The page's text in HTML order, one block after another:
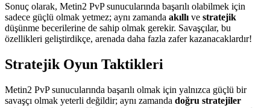
Sonuç olarak, Metin2 PvP sunucularında başarılı olabilmek için
sadece güçlü olmak yetmez; aynı zamanda akıllı ve stratejik
düşünme becerilerine de sahip olmak gerekir. Savaşçılar, bu
özellikleri geliştirdikçe, arenada daha fazla zafer kazanacaklardır!
Stratejik Oyun Taktikleri
Metin2 PvP sunucularında başarılı olmak için yalnızca güçlü bir
savaşçı olmak yeterli değildir; aynı zamanda doğru stratejiler